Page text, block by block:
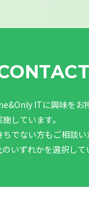
ITに興味をお
しています。
でない方もご相談い
いずれかを選択して